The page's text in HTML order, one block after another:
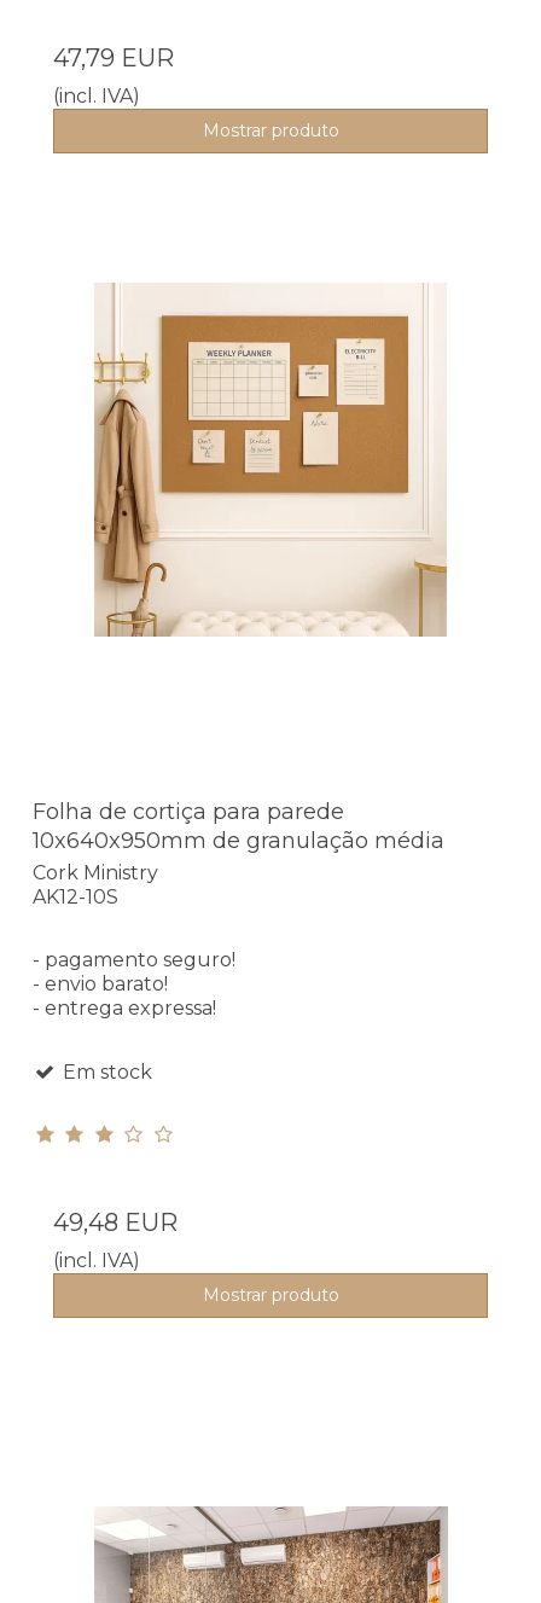
47,79 EUR
(incl. IVA)
Mostrar produto
Folha de cortiça para parede
10x640x950mm de granulação média
Cork Ministry
AK12-10S
- pagamento seguro!
- envio barato!
- entrega expressa!
Em stock
49,48 EUR
(incl. IVA)
Mostrar produto